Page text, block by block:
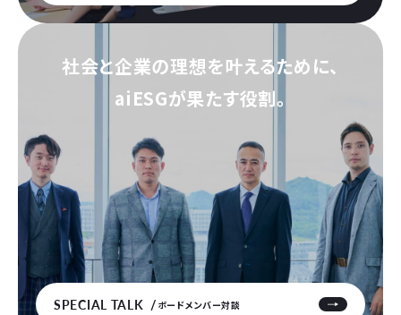
社会と企業の理想を叶えるために、
aiESGが果たす役割。
SPECIAL TALK ボードメンバー対談